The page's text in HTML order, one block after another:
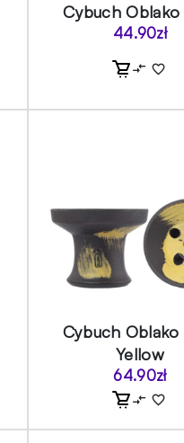
Cybuch Oblako
44.90zł
Cybuch Oblako
Yellow
64.90zł